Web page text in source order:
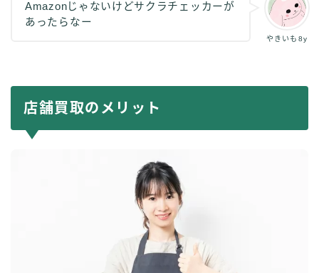
やきいも8y
Amazonじゃないけどサクラチェッカーが
あったらなー
店舗買取のメリット